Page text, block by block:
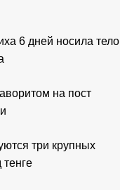
6 дней носила тело
на пост
три крупных